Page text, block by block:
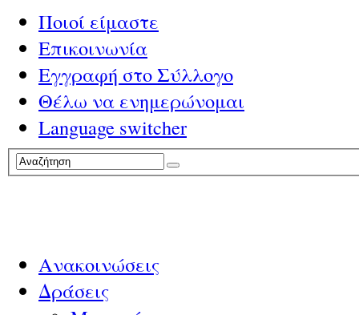
Ποιοί είμαστε
Επικοινωνία
Εγγραφή στο Σύλλογο
Θέλω να ενημερώνομαι
Language switcher
Ανακοινώσεις
Δράσεις